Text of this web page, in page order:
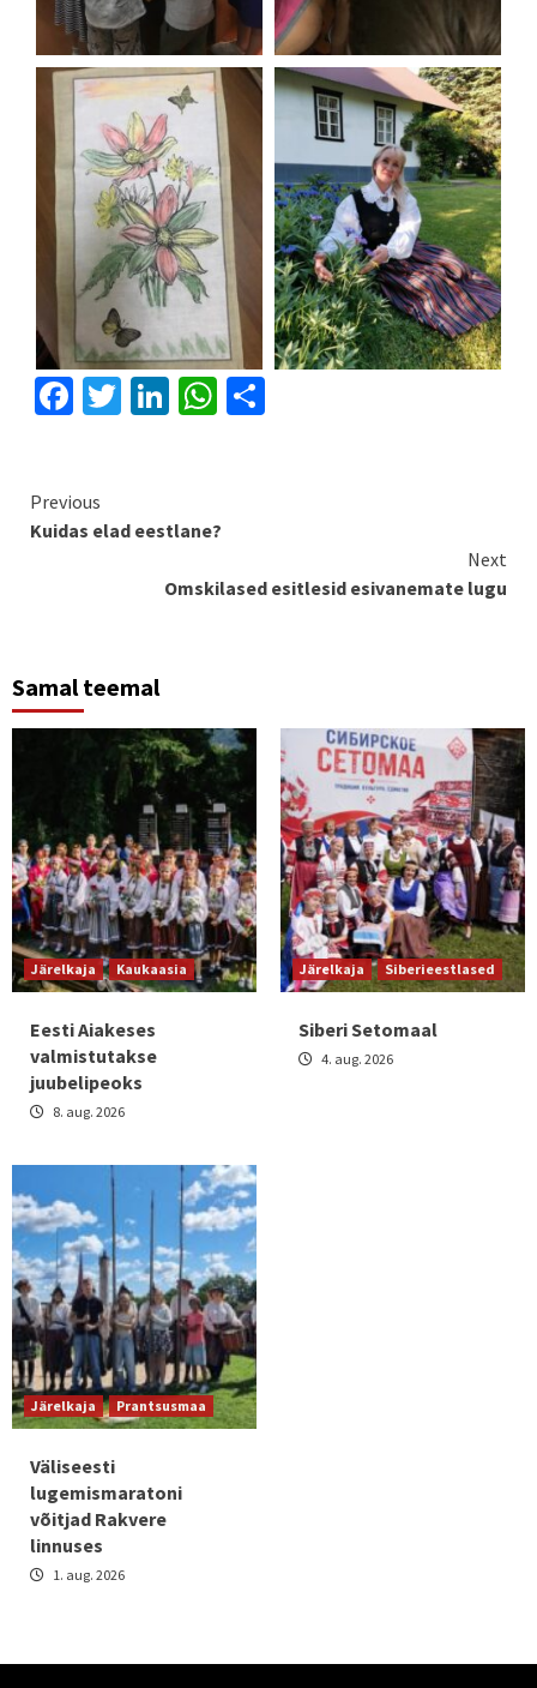
Facebook
Twitter
LinkedIn
WhatsApp
Continue
Reading
Previous
Kuidas elad eestlane?
Next
Omskilased esitlesid esivanemate lugu
Samal teemal
Järelkaja Kaukaasia
Eesti Aiakeses
valmistutakse
juubelipeoks
8. aug. 2026
Järelkaja Siberieestlased
Siberi Setomaal
4. aug. 2026
Järelkaja Prantsusmaa
Väliseesti
lugemismaratoni
võitjad Rakvere
linnuses
1. aug. 2026